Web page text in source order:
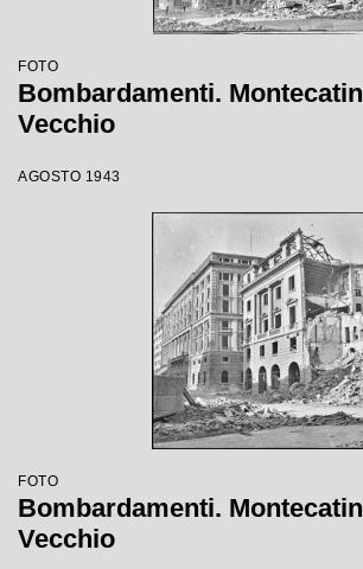
FOTO
Bombardamenti.
Vecchio
AGOSTO 1943
FOTO
Bombardamenti.
Vecchio